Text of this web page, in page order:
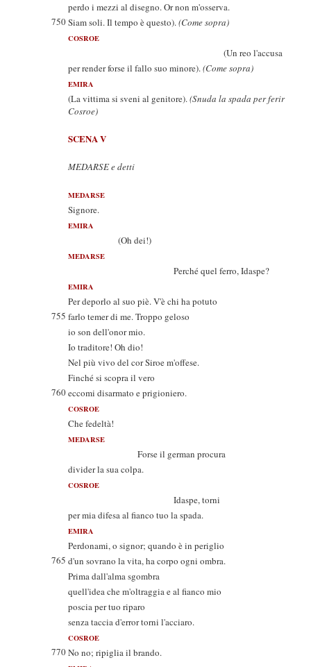
perdo i mezzi al disegno. Or non m'osserva.
750Siam soli. Il tempo è questo).(Come sopra)
COSROE
(Un reo l'accusa
per render forse il fallo suo minore).(Come sopra)
EMIRA
(La vittima si sveni al genitore).(Snuda la spada per ferir
Cosroe)
SCENA V
MEDARSE e detti
MEDARSE
Signore.
EMIRA
(Oh dei!)
MEDARSE
Perché quel ferro, Idaspe?
EMIRA
Per deporlo al suo piè. V'è chi ha potuto
755 farlo temer di me. Troppo geloso
io son dell'onor mio.
Io traditore! Oh dio!
Nel più vivo del cor Siroe m'offese.
Finché si scopra il vero
760eccomi disarmato e prigioniero.
COSROE
Che fedeltà!
MEDARSE
Forse il german procura
divider la sua colpa.
COSROE
Idaspe, torni
per mia difesa al fianco tuo la spada.
EMIRA
Perdonami, o signor; quando è in periglio
765 d'un sovrano la vita, ha corpo ogni ombra.
Prima dall'alma sgombra
quell'idea che m'oltraggia e al fianco mio
poscia per tuo riparo
senza taccia d'error torni l'acciaro.
COSROE
770No no; ripiglia il brando.